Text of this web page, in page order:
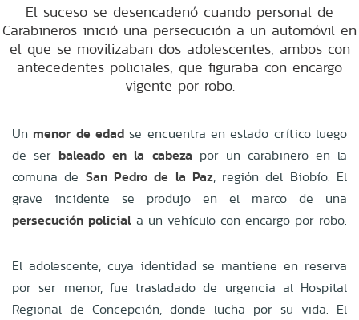
El suceso se desencadenó cuando personal de
Carabineros inició una persecución a un automóvil en
el que se movilizaban dos adolescentes, ambos con
antecedentes policiales, que figuraba con encargo
vigente por robo.
Un menor de edad se encuentra en estado crítico luego
de ser baleado en la cabeza por un carabinero en la
comuna de San Pedro de la Paz, región del Biobío. El
grave incidente se produjo en el marco de una
persecución policial a un vehículo con encargo por robo.
El adolescente, cuya identidad se mantiene en reserva
por ser menor, fue trasladado de urgencia al Hospital
Regional de Concepción, donde lucha por su vida. El